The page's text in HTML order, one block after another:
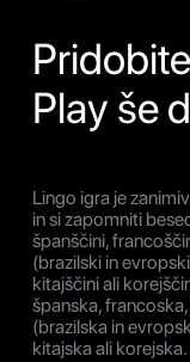
Play še
Lingo igra je
in si zapomniti
španščini,
(brazilski in
kitajščini ali
španska,
(brazilska in
kitajska ali korejska.